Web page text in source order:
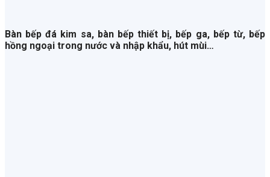
Bàn bếp đá kim sa, bàn bếp thiết bị, bếp ga, bếp từ, bếp
hồng ngoại trong nước và nhập khẩu, hút mùi…